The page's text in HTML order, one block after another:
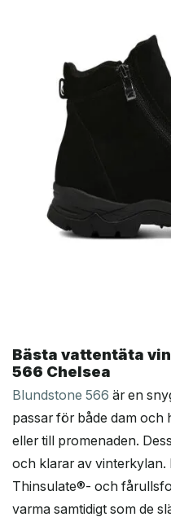
Bästa vattentäta
566 Chelsea
Blundstone 566 är en
passar för både dam
eller till promenaden.
och klarar av vinterkylan.
Thinsulate®- och
varma samtidigt som de